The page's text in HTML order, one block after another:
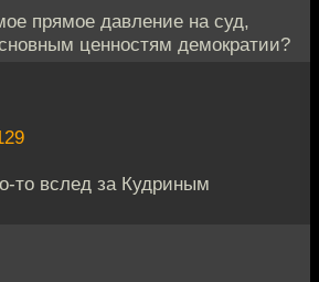
прямое давление на суд,
ценностям демократии?
то вслед за Кудриным